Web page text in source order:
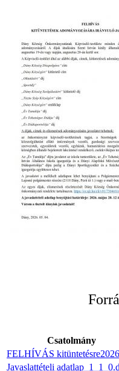
Csatolmány
FELHÍVÁS
Javaslattételi